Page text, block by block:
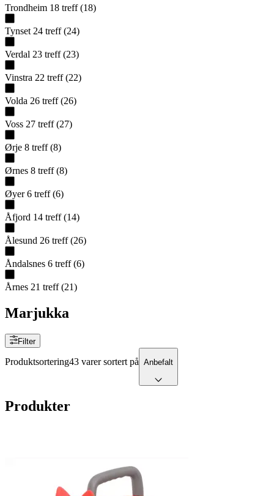
Trondheim 18 treff (18)
Tynset 24 treff (24)
Verdal 23 treff (23)
Vinstra 22 treff (22)
Volda 26 treff (26)
Voss 27 treff (27)
Ørje 8 treff (8)
Ørnes 8 treff (8)
Øyer 6 treff (6)
Åfjord 14 treff (14)
Ålesund 26 treff (26)
Åndalsnes 6 treff (6)
Årnes 21 treff (21)
Marjukka
Filter
Produktsortering43 varer sortert på Anbefalt
Produkter